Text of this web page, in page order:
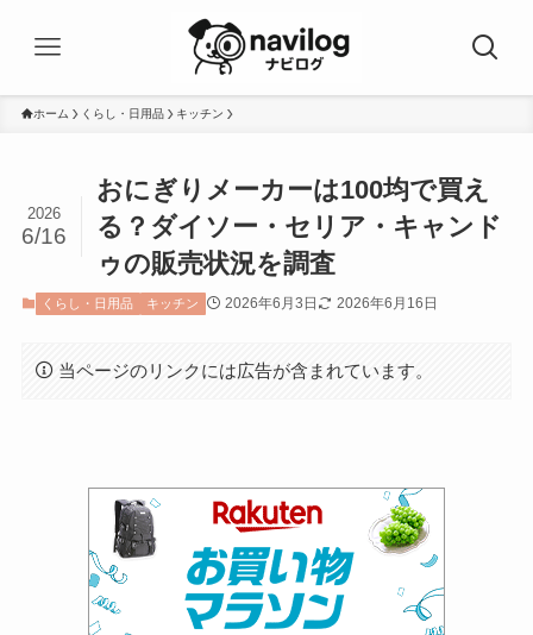
ホーム くらし・日用品 キッチン
おにぎりメーカーは100均で買え
る？ダイソー・セリア・キャンド
ゥの販売状況を調査
2026
6/16
くらし・日用品 キッチン 2026年6月3日 2026年6月16日
当ページのリンクには広告が含まれています。